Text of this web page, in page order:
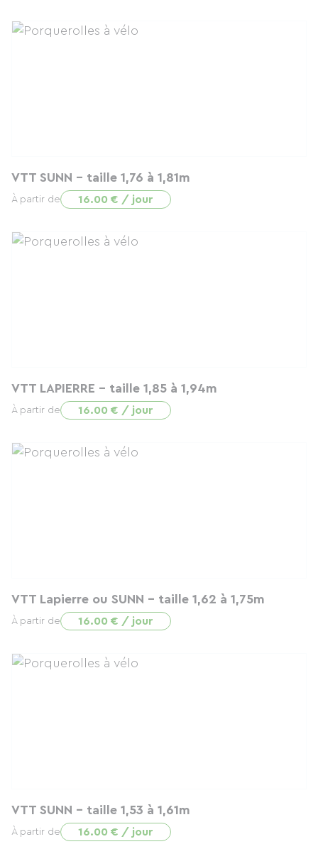
VTT SUNN - taille 1,76 à 1,81m
À partir de 16.00 € / jour
VTT LAPIERRE - taille 1,85 à 1,94m
À partir de 16.00 € / jour
VTT Lapierre ou SUNN - taille 1,62 à 1,75m
À partir de 16.00 € / jour
VTT SUNN - taille 1,53 à 1,61m
À partir de 16.00 € / jour